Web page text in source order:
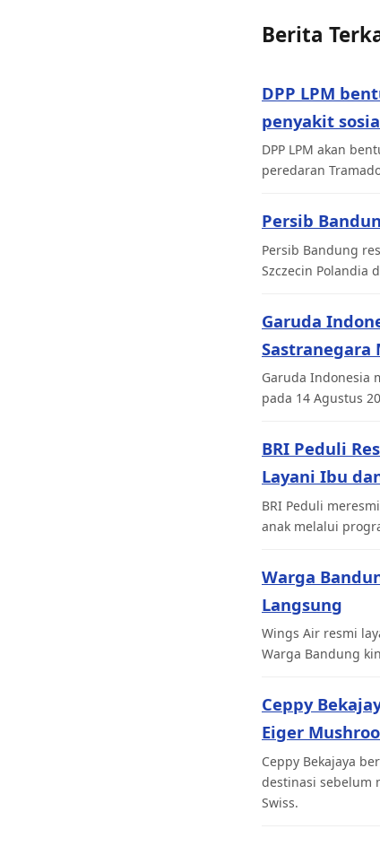
Berita
DPP LPM
penyakit
DPP LPM akan
peredaran
Persib
Persib Bandung
Szczecin Polandia
Garuda
Sastranegara
Garuda Indonesia
pada 14 Agustus
BRI Peduli
Layani Ibu
BRI Peduli
anak melalui
Warga
Langsung
Wings Air resmi
Warga Bandung
Ceppy
Eiger
Ceppy Bekajaya
destinasi sebelum
Swiss.